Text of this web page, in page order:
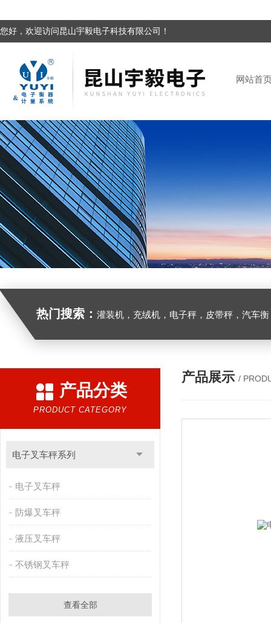
您好，欢迎访问昆山宇毅电子科技有限公司！
网站首
热门搜索： 灌装机，充绒机，电子秤，皮带秤，汽车
产品分类
PRODUCT CATEGORY
电子叉车秤系列
电子叉车秤
防爆叉车秤
液压叉车秤
不锈钢叉车秤
查看全部
产品展示 /